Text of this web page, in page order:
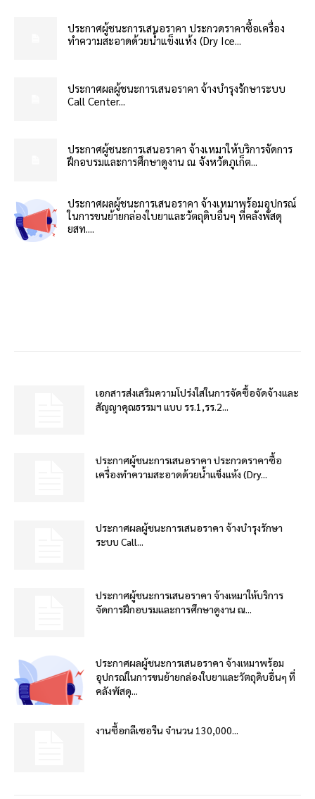
ประกาศผู้ชนะการเสนอราคา ประกวดราคาซื้อเครื่อง
ทำความสะอาดด้วยน้ำแข็งแห้ง (Dry Ice...
ประกาศผลผู้ชนะการเสนอราคา จ้างบำรุงรักษาระบบ
Call Center...
ประกาศผู้ชนะการเสนอราคา จ้างเหมาให้บริการจัดการ
ฝึกอบรมและการศึกษาดูงาน ณ จังหวัดภูเก็ต...
ประกาศผลผู้ชนะการเสนอราคา จ้างเหมาพร้อมอุปกรณ์
ในการขนย้ายกล่องใบยาและวัตถุดิบอื่นๆ ที่คลังพัสดุ
ยสท....
เอกสารส่งเสริมความโปร่งใสในการจัดซื้อจัดจ้างและ
สัญญาคุณธรรมฯ แบบ รร.1,รร.2...
ประกาศผู้ชนะการเสนอราคา ประกวดราคาซื้อ
เครื่องทำความสะอาดด้วยน้ำแข็งแห้ง (Dry...
ประกาศผลผู้ชนะการเสนอราคา จ้างบำรุงรักษา
ระบบ Call...
ประกาศผู้ชนะการเสนอราคา จ้างเหมาให้บริการ
จัดการฝึกอบรมและการศึกษาดูงาน ณ...
ประกาศผลผู้ชนะการเสนอราคา จ้างเหมาพร้อม
อุปกรณ์ในการขนย้ายกล่องใบยาและวัตถุดิบอื่นๆ ที่
คลังพัสดุ...
งานซื้อกลีเซอรีน จำนวน 130,000...